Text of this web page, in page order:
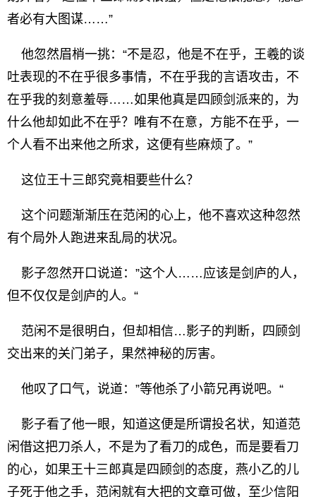
者必有大图谋……”
他忽然眉梢一挑：“不是忍，他是不在乎，王羲的谈
吐表现的不在乎很多事情，不在乎我的言语攻击，不
在乎我的刻意羞辱……如果他真是四顾剑派来的，为
什么他却如此不在乎？唯有不在意，方能不在乎，一
个人看不出来他之所求，这便有些麻烦了。”
这位王十三郎究竟相要些什么？
这个问题渐渐压在范闲的心上，他不喜欢这种忽然
有个局外人跑进来乱局的状况。
影子忽然开口说道：”这个人……应该是剑庐的人，
但不仅仅是剑庐的人。“
范闲不是很明白，但却相信…影子的判断，四顾剑
交出来的关门弟子，果然神秘的厉害。
他叹了口气，说道：”等他杀了小箭兄再说吧。“
影子看了他一眼，知道这便是所谓投名状，知道范
闲借这把刀杀人，不是为了看刀的成色，而是要看刀
的心，如果王十三郎真是四顾剑的态度，燕小乙的儿
子死于他之手，范闲就有大把的文章可做，至少信阳